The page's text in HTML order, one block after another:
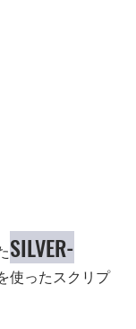
SILVER-
使ったスクリプ